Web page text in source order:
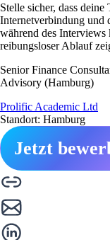
Stelle sicher, dass
Internetverbindung und
während des Interviews
reibungsloser Ablauf
Senior Finance
Advisory (Hamburg)
Prolific Academic Ltd
Standort: Hamburg
Jetzt